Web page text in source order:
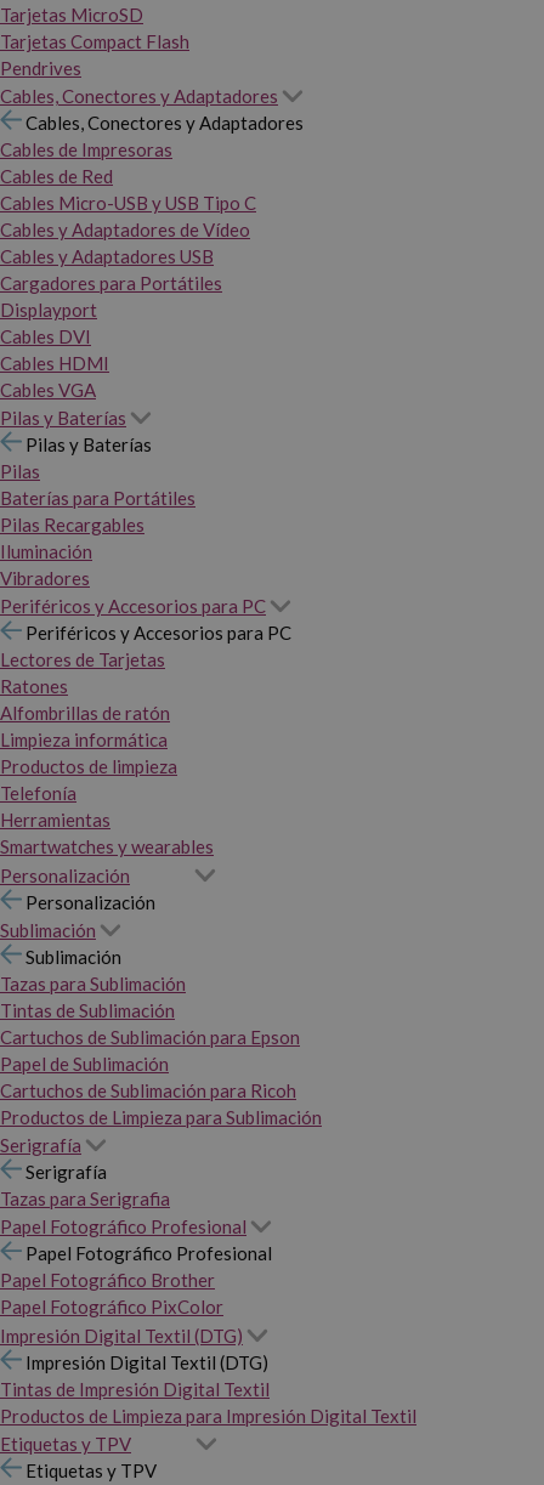
Tarjetas MicroSD
Tarjetas Compact Flash
Pendrives
Cables, Conectores y Adaptadores
Cables, Conectores y Adaptadores
Cables de Impresoras
Cables de Red
Cables Micro-USB y USB Tipo C
Cables y Adaptadores de Vídeo
Cables y Adaptadores USB
Cargadores para Portátiles
Displayport
Cables DVI
Cables HDMI
Cables VGA
Pilas y Baterías
Pilas y Baterías
Pilas
Baterías para Portátiles
Pilas Recargables
Iluminación
Vibradores
Periféricos y Accesorios para PC
Periféricos y Accesorios para PC
Lectores de Tarjetas
Ratones
Alfombrillas de ratón
Limpieza informática
Productos de limpieza
Telefonía
Herramientas
Smartwatches y wearables
Personalización
Personalización
Sublimación
Sublimación
Tazas para Sublimación
Tintas de Sublimación
Cartuchos de Sublimación para Epson
Papel de Sublimación
Cartuchos de Sublimación para Ricoh
Productos de Limpieza para Sublimación
Serigrafía
Serigrafía
Tazas para Serigrafia
Papel Fotográfico Profesional
Papel Fotográfico Profesional
Papel Fotográfico Brother
Papel Fotográfico PixColor
Impresión Digital Textil (DTG)
Impresión Digital Textil (DTG)
Tintas de Impresión Digital Textil
Productos de Limpieza para Impresión Digital Textil
Etiquetas y TPV
Etiquetas y TPV